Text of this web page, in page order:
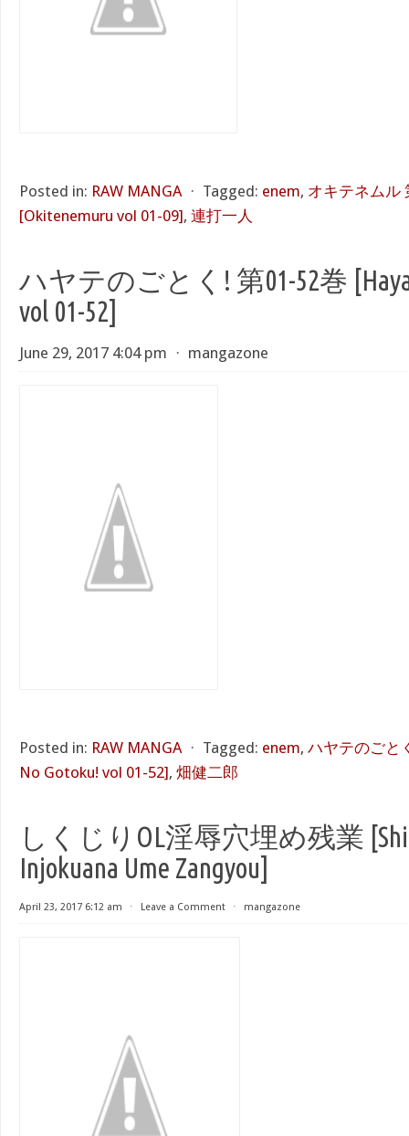
Posted in: RAW MANGA ⋅ Tagged: enem, オキテネムル
[Okitenemuru vol 01-09], 連打一人
ハヤテのごとく! 第01-52巻
vol 01-52]
June 29, 2017 4:04 pm ⋅ mangazone
Posted in: RAW MANGA ⋅ Tagged: enem, ハヤテのごと
No Gotoku! vol 01-52], 畑健二郎
しくじりOL淫辱穴埋め残業
Injokuana Ume Zangyou]
April 23, 2017 6:12 am ⋅ Leave a Comment ⋅ mangazone